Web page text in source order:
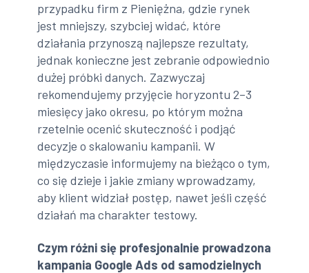
przypadku firm z Pieniężna, gdzie rynek
jest mniejszy, szybciej widać, które
działania przynoszą najlepsze rezultaty,
jednak konieczne jest zebranie odpowiednio
dużej próbki danych. Zazwyczaj
rekomendujemy przyjęcie horyzontu 2–3
miesięcy jako okresu, po którym można
rzetelnie ocenić skuteczność i podjąć
decyzje o skalowaniu kampanii. W
międzyczasie informujemy na bieżąco o tym,
co się dzieje i jakie zmiany wprowadzamy,
aby klient widział postęp, nawet jeśli część
działań ma charakter testowy.
Czym różni się profesjonalnie prowadzona
kampania Google Ads od samodzielnych